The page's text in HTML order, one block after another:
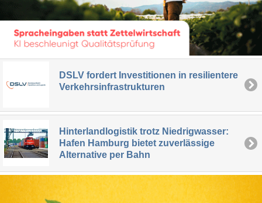
DSLV fordert Investitionen in resilientere
Verkehrsinfrastrukturen
Hinterlandlogistik trotz Niedrigwasser:
Hafen Hamburg bietet zuverlässige
Alternative per Bahn